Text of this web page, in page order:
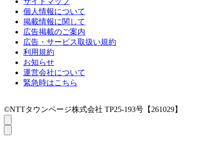
個人情報について
掲載情報に関して
広告掲載のご案内
広告・サービス取扱い規約
利用規約
お知らせ
運営会社について
緊急時はこちら
©NTTタウンページ株式会社 TP25-193号【261029】